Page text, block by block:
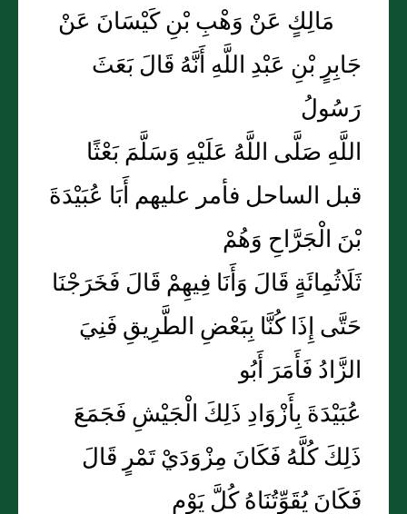
مَالِكٍ عَنْ وَهْبِ بْنِ كَيْسَانَ عَنْ
جَابِرٍ بْنِ عَبْدِ اللَّهِ أَنَّهُ قَالَ بَعَثَ
رَسُولُ
اللَّهِ صَلَّى اللَّهُ عَلَيْهِ وَسَلَّمَ بَعْثًا
قبل الساحل فأمر عليهم أَبَا عُبَيْدَةَ
بْنَ الْجَرَّاحِ وَهُمْ
ثَلَاثُمِائَةٍ قَالَ وَأَنَا فِيهِمْ قَالَ فَخَرَجْنَا
حَتَّى إِذَا كُنَّا بِبَعْضِ الطَّرِيقِ فَنِيَ
الزَّادُ فَأَمَرَ أَبُو
عُبَيْدَةَ بِأَزْوَادِ ذَلِكَ الْجَيْشِ فَجَمَعَ
ذَلِكَ كُلَّهُ فَكَانَ مِزْوَدَيْ تَمْرٍ قَالَ
فَكَانَ يُقَوِّتُنَاهُ كُلَّ يَوْمٍ